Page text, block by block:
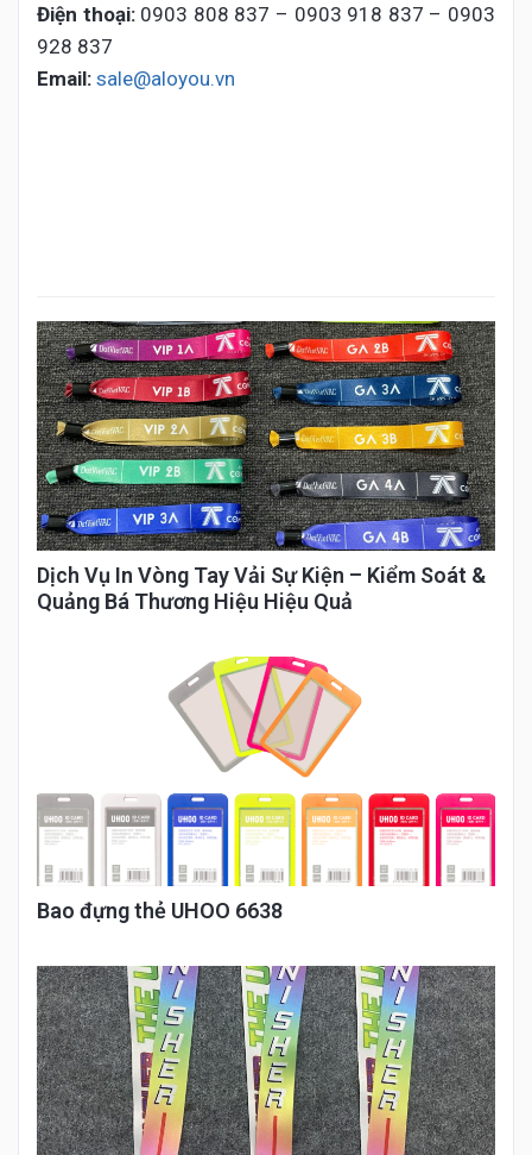
Điện thoại:0903 808 837 – 0903 918 837 – 0903
928 837
Email: sale@aloyou.vn
Dịch Vụ In Vòng Tay Vải Sự Kiện – Kiểm Soát &
Quảng Bá Thương Hiệu Hiệu Quả
Bao đựng thẻ UHOO 6638